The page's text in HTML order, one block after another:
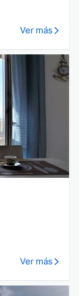
Ver más
Ver más